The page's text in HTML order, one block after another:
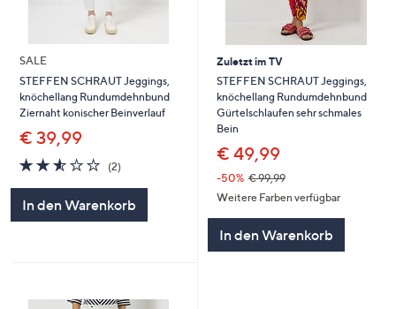
SALE
STEFFEN SCHRAUT Jeggings,
knöchellang Rundumdehnbund
Ziernaht konischer Beinverlauf
€ 39,99
2.5
von
(2)2
In den Warenkorb
Zuletzt im TV
STEFFEN SCHRAUT Jeggings,
knöchellang Rundumdehnbund
Gürtelschlaufen sehr schmales
Bein
€ 49,99
-50% € 99,99
Weitere Farben verfügbar
In den Warenkorb